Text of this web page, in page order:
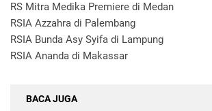
RS Mitra Medika Premiere di Medan
RSIA Azzahra di Palembang
RSIA Bunda Asy Syifa di Lampung
RSIA Ananda di Makassar
BACA JUGA